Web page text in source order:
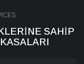
SAHIP